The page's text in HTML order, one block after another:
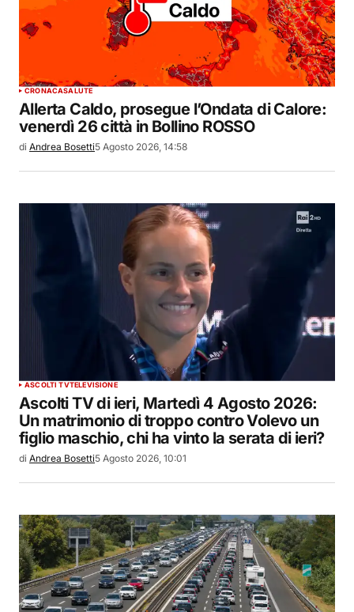
CRONACASALUTE
Allerta Caldo, prosegue l’Ondata di Calore:
venerdì 26 città in Bollino ROSSO
di Andrea Bosetti5 Agosto 2026, 14:58
ASCOLTI TVTELEVISIONE
Ascolti TV di ieri, Martedì 4 Agosto 2026:
Un matrimonio di troppo contro Volevo un
figlio maschio, chi ha vinto la serata di ieri?
di Andrea Bosetti5 Agosto 2026, 10:01